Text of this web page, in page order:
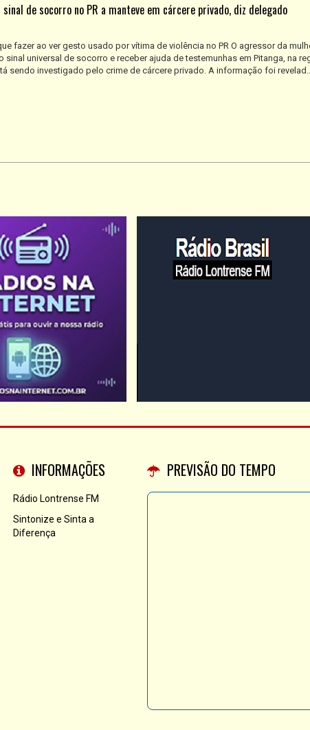
de socorro no PR a manteve em cárcere privado, diz delegado
fazer ao ver gesto usado por vítima de violência no PR O agressor da
universal de socorro e receber ajuda de testemunhas em Pitanga, na
sendo investigado pelo crime de cárcere privado. A informação foi revelad...
INFORMAÇÕES
Rádio Lontrense FM
Sintonize e Sinta a
Diferença
PREVISÃO DO TEMPO